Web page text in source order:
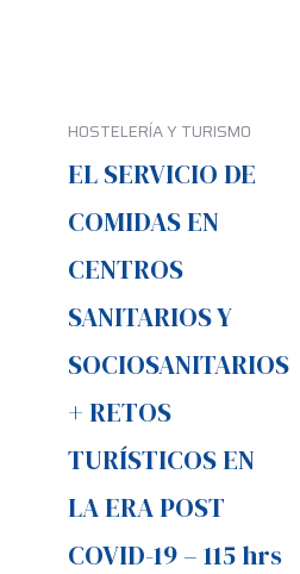
HOSTELERÍA Y TURISMO
EL SERVICIO DE
COMIDAS EN
CENTROS
SANITARIOS Y
SOCIOSANITARIOS
+ RETOS
TURÍSTICOS EN
LA ERA POST
COVID-19 – 115 hrs